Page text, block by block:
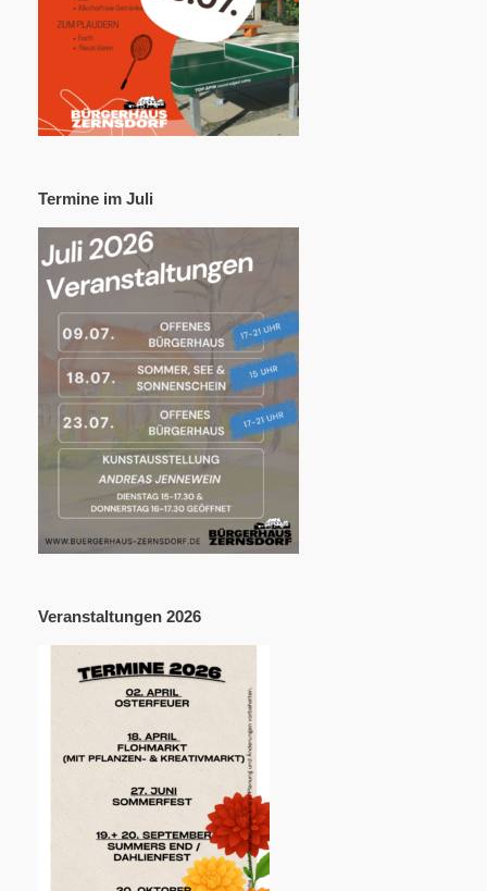
Termine im Juli
Veranstaltungen 2026